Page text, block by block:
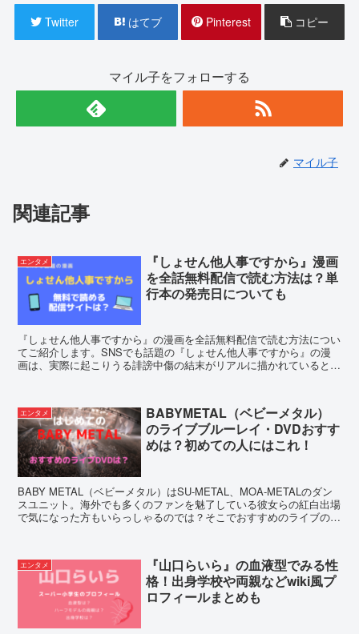
Twitter はてブ Pinterest コピー
マイル子をフォローする
マイル子
関連記事
エンタメ
『しょせん他人事ですから』漫画
を全話無料配信で読む方法は？単
行本の発売日についても
『しょせん他人事ですから』の漫画を全話無料配信で読む方法につい
てご紹介します。SNSでも話題の『しょせん他人事ですから』の漫
画は、実際に起こりうる誹謗中傷の結末がリアルに描かれていると評
エンタメ
BABYMETAL（ベビーメタル）
のライブブルーレイ・DVDおすす
めは？初めての人にはこれ！
BABY METAL（ベビーメタル）はSU-METAL、MOA-METALのダン
スユニット。海外でも多くのファンを魅了している彼女らの紅白出場
で気になった方もいらっしゃるのでは？そこでおすすめのライブの2
エンタメ
『山口らいら』の血液型でみる性
格！出身学校や両親などwiki風プ
ロフィールまとめも